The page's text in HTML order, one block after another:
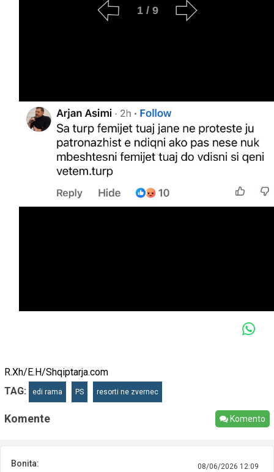
R.Xh/E.H/Shqiptarja.com
TAG:
edi rama PS resorti ne zvernec
Komente Komento
Bonita: 08/06/2026 12:09